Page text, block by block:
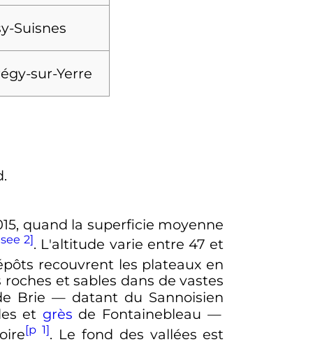
Suisnes
sur-Yerre
, quand la superficie moyenne
2]. L'altitude varie entre 47 et
recouvrent les plateaux en
et sables dans de vastes
Brie— datant du Sannoisien
et grès de Fontainebleau —
[p 1]. Le fond des vallées est